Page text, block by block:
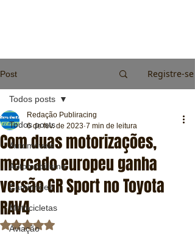
Post Registre-se
Todos posts
Automóveis
Automobilismo
Caminhões
Motocicletas
Aviação
Todos posts
Com duas motorizações,
mercado europeu ganha
versão GR Sport no Toyota
RAV4
Redação Publiracing
6 de fev. de 2023 7 min de leitura
Avaliado com NaN de 5 estrelas.